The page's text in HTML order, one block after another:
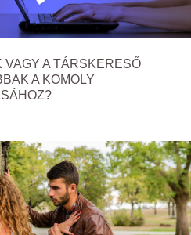
VAGY A TÁRSKERESŐ
A KOMOLY